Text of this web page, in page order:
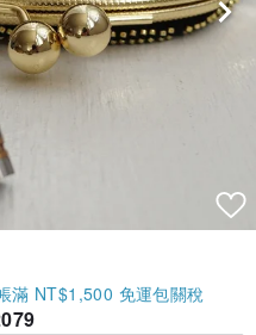
滿 NT$1,500 免運包關稅